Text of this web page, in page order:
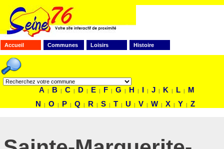
Accueil Communes Loisirs Histoire
A | B | C | D | E | F | G | H | I | J | K | L |
M
N
| O | P | Q | R | S | T | U | V | W | X | Y | Z